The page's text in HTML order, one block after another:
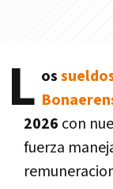
L os
2026 con
fuerza